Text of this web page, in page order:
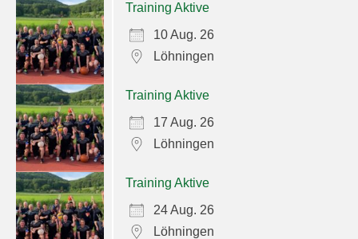
Training Aktive
10 Aug. 26
Löhningen
Training Aktive
17 Aug. 26
Löhningen
Training Aktive
24 Aug. 26
Löhningen